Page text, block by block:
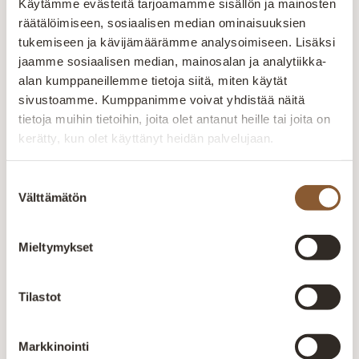
Käytämme evästeitä tarjoamamme sisällön ja mainosten
räätälöimiseen, sosiaalisen median ominaisuuksien
tukemiseen ja kävijämäärämme analysoimiseen. Lisäksi
jaamme sosiaalisen median, mainosalan ja analytiikka-
alan kumppaneillemme tietoja siitä, miten käytät
sivustoamme. Kumppanimme voivat yhdistää näitä
tietoja muihin tietoihin, joita olet antanut heille tai joita on
kerätty, kun olet käyttänyt heidän palvelujaan.
valinta
Välttämätön
Mieltymykset
Tilastot
Markkinointi
seuraamaan laatua ja varmistamaan
tuotteiden kestävyys. Henkilökunnan
ammattitaidolla ja vuosien
kokemuksella pyritään kuuntelemaan
ja räätälöimään tuotteet asiakkaiden
toiveiden mukaan. Yksilöllisesti- tilaan
kuin tilaan. Kaikki valikoimamme
huonekalut valmistetaan Kajaanin
tehtaalla. Aitokalusteelle myönnetty
valmistetuista tuotteista. Pidämme
Suomalaista laatutyötä
kokeneiden ammattilaisten käsissä. Laatu näkyy